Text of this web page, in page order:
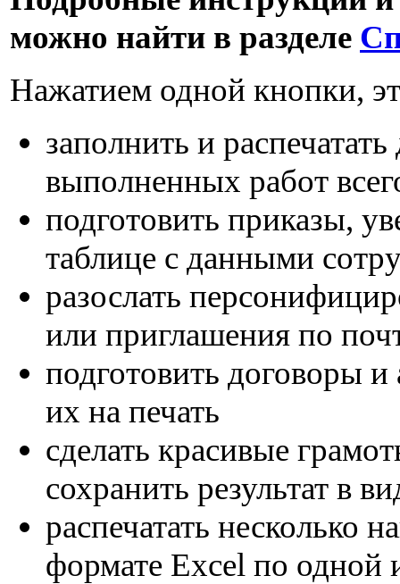
можно найти в разделе
Нажатием одной кнопки,
заполнить и
выполненных работ
подготовить приказы,
таблице с данными
разослать
или приглашения по
подготовить договоры
их на печать
сделать красивые
сохранить результат в
распечатать несколько
формате Excel по одной